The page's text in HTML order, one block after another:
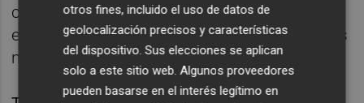
cómo puede actuar de punto de conexión
entre personas que atraviesan etapas vitales
muy distintas.
otros fines, incluido el uso de datos de
geolocalización precisos y características
del dispositivo. Sus elecciones se aplican
solo a este sitio web. Algunos proveedores
pueden basarse en el interés legítimo en